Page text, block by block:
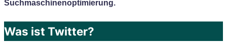
Suchmaschinenoptimierung.
Was ist Twitter?